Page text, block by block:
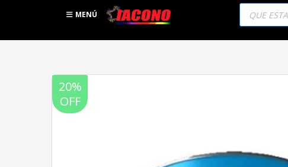
MENÚ
Búsqueda
productos
20%
OFF